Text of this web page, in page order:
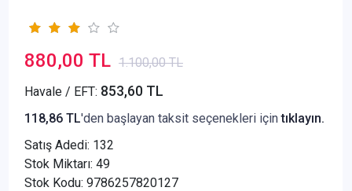
880,00 TL 1.100,00 TL
Havale / EFT: 853,60 TL
118,86 TL'den başlayan taksit seçenekleri içintıklayın.
Satış Adedi: 132
Stok Miktarı: 49
Stok Kodu: 9786257820127